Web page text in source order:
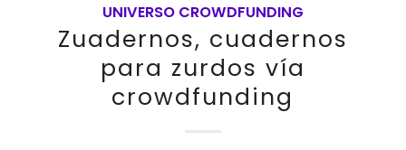
UNIVERSO CROWDFUNDING
Zuadernos, cuadernos
para zurdos vía
crowdfunding